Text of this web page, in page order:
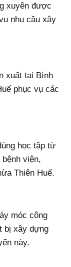
xuyên được
nhu cầu xây
xuất tại Bình
phục vụ các
học tập từ
viện,
Thiên Huế.
móc công
bị xây dựng
này.